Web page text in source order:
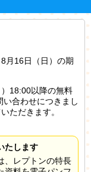
月16日（日）の期
18:00以降の無料
合わせにつきまし
ただきます。
たします
、レプトンの特長